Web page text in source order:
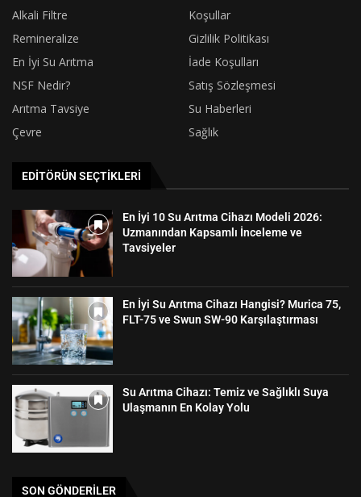
Alkali Filtre
Koşullar
Remineralize
Gizlilik Politikası
En İyi Su Arıtma
İade Koşulları
NSF Nedir?
Satış Sözleşmesi
Arıtma Tavsiye
Su Haberleri
Çevre
Sağlık
EDITÖRÜN SEÇTIKLERI
En İyi 10 Su Arıtma Cihazı Modeli 2026:
Uzmanından Kapsamlı İnceleme ve
Tavsiyeler
En İyi Su Arıtma Cihazı Hangisi? Murica 75,
FLT-75 ve Swun SW-90 Karşılaştırması
Su Arıtma Cihazı: Temiz ve Sağlıklı Suya
Ulaşmanın En Kolay Yolu
SON GÖNDERILER